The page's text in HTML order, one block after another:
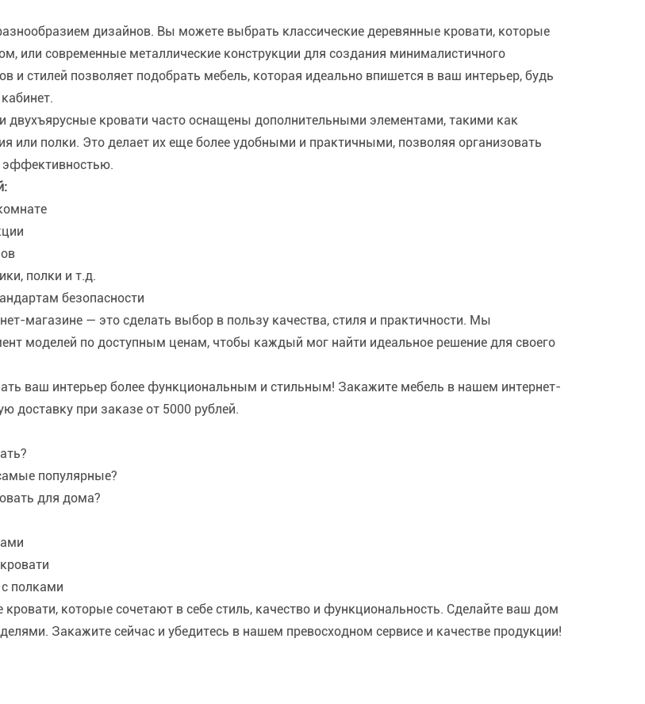
дизайнов. Вы можете выбрать классические деревянные кровати, которые
или современные металлические конструкции для создания минималистичного
и стилей позволяет подобрать мебель, которая идеально впишется в ваш интерьер, будь
двухъярусные кровати часто оснащены дополнительными элементами, такими как
или полки. Это делает их еще более удобными и практичными, позволяя организовать
эффективностью.
полки и т.д.
безопасности
магазине — это сделать выбор в пользу качества, стиля и практичности. Мы
моделей по доступным ценам, чтобы каждый мог найти идеальное решение для своего
ваш интерьер более функциональным и стильным! Закажите мебель в нашем интернет-
доставку при заказе от 5000 рублей.
популярные?
для дома?
полками
которые сочетают в себе стиль, качество и функциональность. Сделайте ваш дом
Закажите сейчас и убедитесь в нашем превосходном сервисе и качестве продукции!